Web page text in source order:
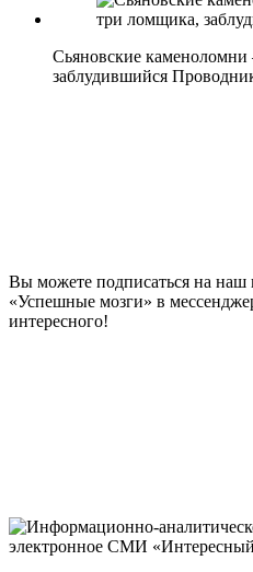
Сьяновские
заблудившийся
Вы можете подписаться на наш
«Успешные мозги» в
интересного!